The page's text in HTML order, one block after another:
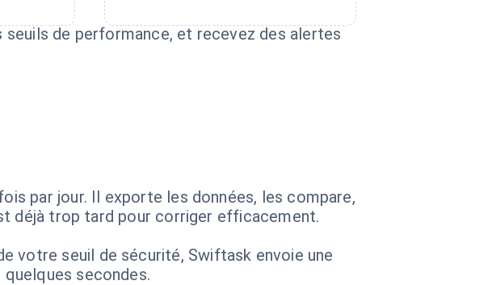
de performance, et recevez des alertes
par jour. Il exporte les données, les compare,
déjà trop tard pour corriger efficacement.
votre seuil de sécurité, Swiftask envoie une
secondes.